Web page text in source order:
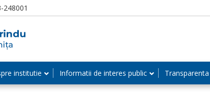
248001
institutie Informatii de interes public